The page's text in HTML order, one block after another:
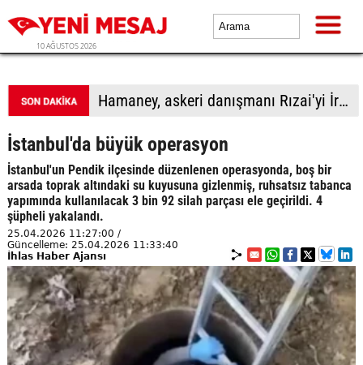
10 AĞUSTOS 2026
Trump: İran ile temasları fazla büyütmeden yürütüyoruz
İstanbul'da büyük operasyon
İstanbul'un Pendik ilçesinde düzenlenen operasyonda, boş bir
arsada toprak altındaki su kuyusuna gizlenmiş, ruhsatsız tabanca
yapımında kullanılacak 3 bin 92 silah parçası ele geçirildi. 4
şüpheli yakalandı.
25.04.2026 11:27:00 /
Güncelleme: 25.04.2026 11:33:40
İhlas Haber Ajansı